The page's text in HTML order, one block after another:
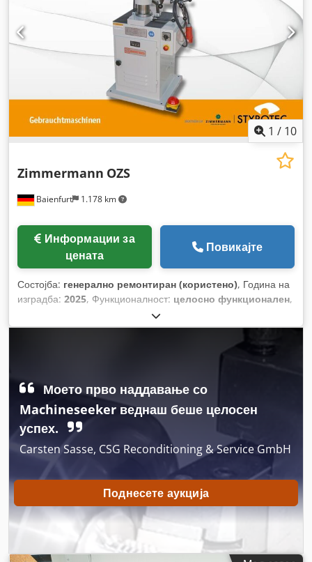
1 / 10
Baienfurt 1.178 km
Zimmermann OZS
цената
Повикајте
Состојба: генерално ремонтиран (користено), Година на
изградба: 2025, Функционалност: целосно функционален,
Моето прво наддавање со
Machineseeker веднаш беше целосен
успех.
Carsten Sasse, CSG Reconditioning & Service GmbH
Поднесете аукција